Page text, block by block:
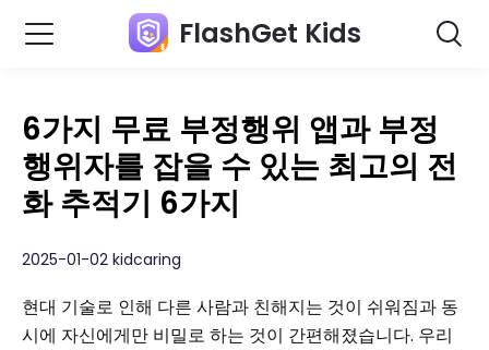
FlashGet Kids
6가지 무료 부정행위 앱과 부정
행위자를 잡을 수 있는 최고의 전
화 추적기 6가지
2025-01-02 kidcaring
현대 기술로 인해 다른 사람과 친해지는 것이 쉬워짐과 동
시에 자신에게만 비밀로 하는 것이 간편해졌습니다. 우리